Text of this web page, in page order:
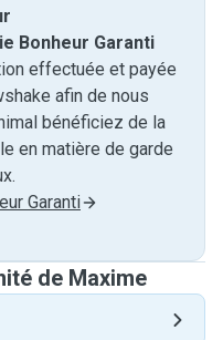
Bonheur Garanti
effectuée et payée
afin de nous
bénéficiez de la
en matière de garde
Garanti
de Maxime